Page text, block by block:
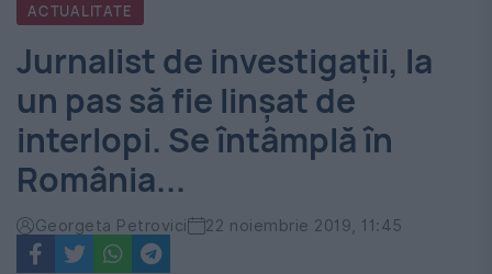
România
-
Evenimentul
Zilei
ACTUALITATE
Jurnalist de investigații, la
un pas să fie linșat de
interlopi. Se întâmplă în
România...
Georgeta Petrovici 22 noiembrie 2019, 11:45